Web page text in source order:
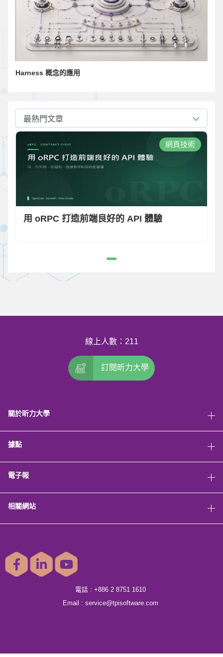
Harness 概念的應用
最熱門文章
網頁技術
用 oRPC 打造前端良好的 API 體驗
線上人數：211
訂閱昕力大學
關於昕力大學
據點
電子報
相關網站
電話 : +886 2 8751 1610
Email : service@tpisoftware.com